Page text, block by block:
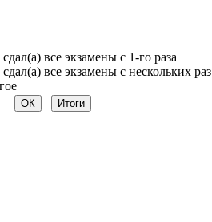
все экзамены­ с 1-го раза
все экзамены­ с нескольк­их раз